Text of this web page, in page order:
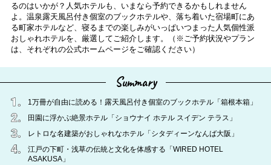
るのはいかが？人気ホテルも、いまなら予約できるかもしれません
よ。温泉露天風呂付き個室のブックホテルや、落ち着いた宿場町にあ
る町家ホテルなど、寝るまでの楽しみがいっぱいつまった人気個性派
おしゃれホテルを、厳選してご紹介します。（※ご予約状況やプラン
は、それぞれの公式ホームページをご確認ください）
Summary
1万冊が自由に読める！露天風呂付き個室のブックホテル「箱根本箱」
田園に浮かぶ絶景ホテル「ショウナイ ホテル スイデン テラス」
レトロな名建築がおしゃれなホテル「シタディーンなんば大阪」
江戸の下町・浅草の伝統と文化を体感する「WIRED HOTEL
ASAKUSA」